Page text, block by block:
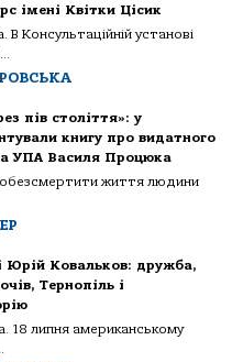
імені Квітки Цісик
Консультаційній установі
пів століття»: у
книгу про видатного
УПА Василя Процюка
життя людини
Юрій Ковальков: дружба,
Тернопіль і
18 липня американському